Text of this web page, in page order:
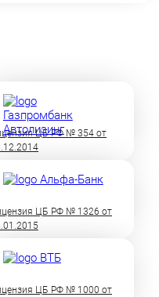
ЦБ РФ № 354 от
ЦБ РФ № 1326 от
ЦБ РФ № 1000 от